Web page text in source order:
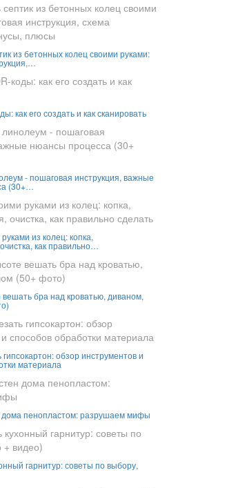
из бетонных колец своими руками:
как его создать и как сканировать
- пошаговая инструкция, важные
(30+…
из колец: копка,
как правильно…
вешать бра над кроватью, диваном,
гипсокартон: обзор инструментов и
материала
дома пенопластом: разрушаем мифы
гарнитур: советы по выбору,